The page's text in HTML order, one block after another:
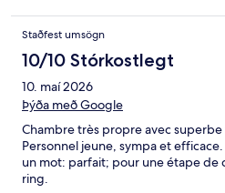
Staðfest umsögn
10/10 Stórkostlegt
10. maí 2026
Þýða með Google
Chambre très propre avec superbe
Personnel jeune, sympa et
un mot: parfait; pour une étape de
ring.